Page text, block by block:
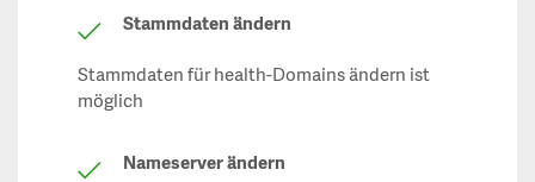
Stammdaten ändern
Stammdaten für health-Domains ändern ist
möglich
Nameserver ändern